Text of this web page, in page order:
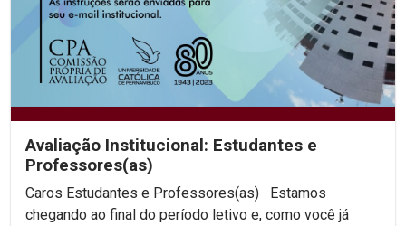
Avaliação Institucional: Estudantes e
Professores(as)
Caros Estudantes e Professores(as) Estamos
chegando ao final do período letivo e, como você já